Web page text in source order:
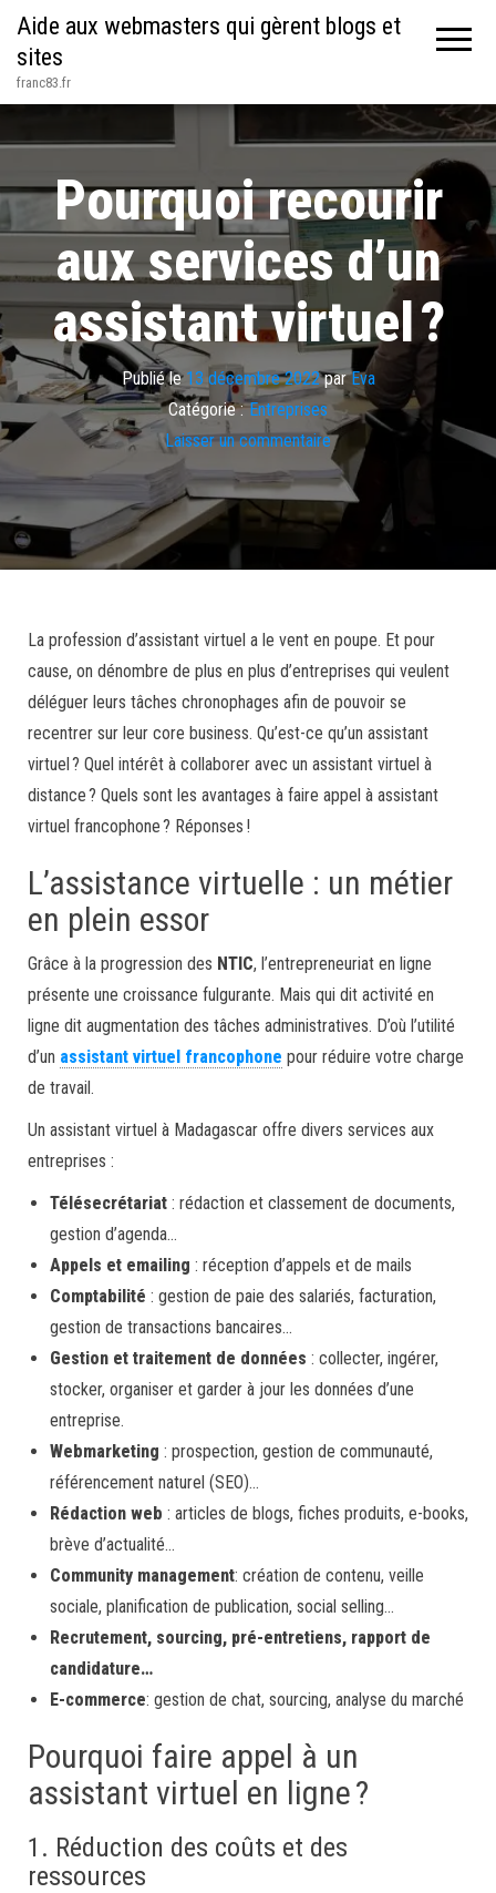
Aide aux webmasters qui gèrent blogs et
sites
franc83.fr
Pourquoi recourir
aux services d’un
assistant virtuel ?
Publié le13 décembre 2022parEva
Catégorie : Entreprises
Laisser un commentaire
La profession d’assistant virtuel a le vent en poupe. Et pour
cause, on dénombre de plus en plus d’entreprises qui veulent
déléguer leurs tâches chronophages afin de pouvoir se
recentrer sur leur core business. Qu’est-ce qu’un assistant
virtuel ? Quel intérêt à collaborer avec un assistant virtuel à
distance ? Quels sont les avantages à faire appel à assistant
virtuel francophone ? Réponses !
L’assistance virtuelle : un métier
en plein essor
Grâce à la progression des NTIC, l’entrepreneuriat en ligne
présente une croissance fulgurante. Mais qui dit activité en
ligne dit augmentation des tâches administratives. D’où l’utilité
d’un assistant virtuel francophone pour réduire votre charge
de travail.
Un assistant virtuel à Madagascar offre divers services aux
entreprises :
Télésecrétariat : rédaction et classement de documents,
gestion d’agenda…
Appels et emailing : réception d’appels et de mails
Comptabilité : gestion de paie des salariés, facturation,
gestion de transactions bancaires…
Gestion et traitement de données : collecter, ingérer,
stocker, organiser et garder à jour les données d’une
entreprise.
Webmarketing : prospection, gestion de communauté,
référencement naturel (SEO)…
Rédaction web : articles de blogs, fiches produits, e-books,
brève d’actualité…
Community management: création de contenu, veille
sociale, planification de publication, social selling…
Recrutement, sourcing, pré-entretiens, rapport de
candidature…
E-commerce: gestion de chat, sourcing, analyse du marché
Pourquoi faire appel à un
assistant virtuel en ligne ?
1. Réduction des coûts et des
ressources